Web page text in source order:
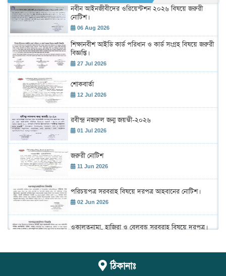
নবীন আইনজীবীদের ওরিয়েন্টশন ২০২৬ বিষয়ে জরুরী
নোটিশ।
06 Aug 2026
শিক্ষানবীশ আইডি কার্ড পরিধান ও কার্ড সংগ্রহ বিষয়ে জরুরী
বিজ্ঞপ্তি।
27 Jul 2026
শোকবার্তা
12 Jul 2026
রবীন্দ্র নজরুল জন্ম জয়ন্তী-২০২৬
01 Jul 2026
জরুরী নোটিশ
11 Jun 2026
পরিচয়পত্র সরবরাহ বিষয়ে দরপত্র আহবানের নোটিশ।
02 Jun 2026
ওকালতনামা, হাজিরা ও বেলবন্ড সরবরাহ বিষয়ে দরপত্র।
শহীদ রাস্ট্রপতি জিয়াউর রহমান এর ৪৫তম শাহাদাৎ বার্ষিকী
উদ্ যাপন উপলক্ষে আলোচনা সভা ও দেয়া মাহফিল
ঠিকানাঃ